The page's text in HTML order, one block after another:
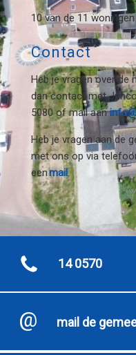
10 van de 11
Contact
Heb je vragen over de
dan contact met
5080 of mail aan
Heb je vragen aan de
met ons op via
eenmail.
14 0570
mail de